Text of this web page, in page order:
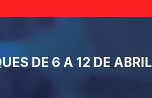
DE 6 A 12 DE ABRIL